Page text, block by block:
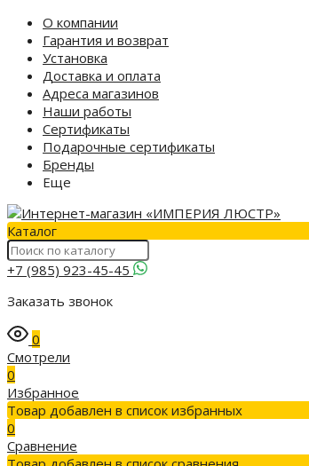
О компании
Гарантия и возврат
Установка
Доставка и оплата
Адреса магазинов
Наши работы
Сертификаты
Подарочные сертификаты
Бренды
Еще
Каталог
+7 (985) 923-45-45
Заказать звонок
0
Смотрели
0
Избранное
Товар добавлен в список избранных
0
Сравнение